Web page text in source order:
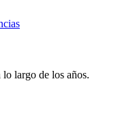
largo de los años.